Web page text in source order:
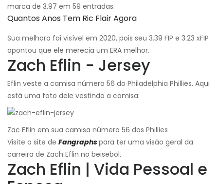
marca de 3,97 em 59 entradas.
Quantos Anos Tem Ric Flair Agora
Sua melhora foi visível em 2020, pois seu 3.39 FIP e 3.23 xFIP
apontou que ele merecia um ERA melhor.
Zach Eflin - Jersey
Eflin veste a camisa número 56 do Philadelphia Phillies. Aqui
está uma foto dele vestindo a camisa:
Zac Eflin em sua camisa número 56 dos Phillies
Visite o site de Fangraphspara ter uma visão geral da
carreira de Zach Eflin no beisebol.
Zach Eflin | Vida Pessoal e